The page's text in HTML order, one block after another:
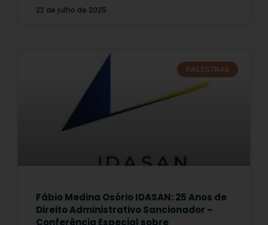
22 de julho de 2025
PALESTRAS
Fábio Medina Osório IDASAN: 25 Anos de
Direito Administrativo Sancionador –
Conferência Especial sobre